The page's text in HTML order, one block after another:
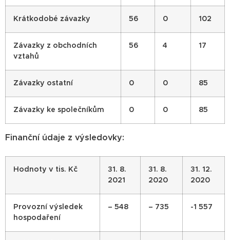
Krátkodobé závazky 56 0 102
Závazky z obchodních
vztahů
56 4 17
Závazky ostatní 0 0 85
Závazky ke společníkům 0 0 85
Finanční údaje z výsledovky:
Hodnoty v tis. Kč
31. 8.
2021
31. 8.
2020
31. 12.
2020
Provozní výsledek
hospodaření
– 548 – 735 -1 557